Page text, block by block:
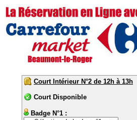
Court Intérieur N°2 de 12h à 13h
Court Disponible
Badge N°1 :